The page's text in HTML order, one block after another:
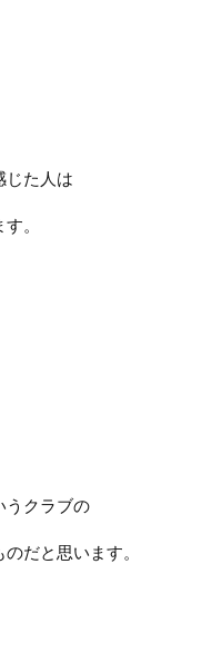
じた人は
。
うクラブの
だと思います。